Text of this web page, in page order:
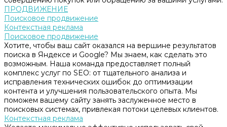
ПРОДВИЖЕНИЕ
Поисковое продвижение
Контекстная реклама
Поисковое продвижение
Хотите, чтобы ваш сайт оказался на вершине результатов
поиска в Яндексе и Google? Мы знаем, как сделать это
возможным. Наша команда предоставляет полный
комплекс услуг по SEO: от тщательного анализа и
исправления технических ошибок до оптимизации
контента и улучшения пользовательского опыта. Мы
поможем вашему сайту занять заслуженное место в
поисковых системах, привлекая потоки целевых клиентов.
Контекстная реклама